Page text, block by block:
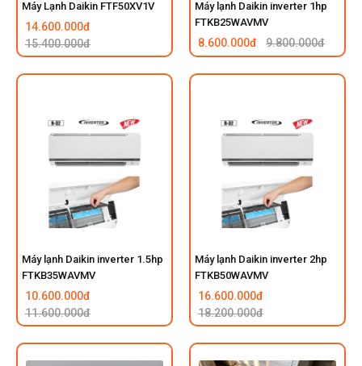
Máy Lạnh Daikin FTF50XV1V
14.600.000đ
15.400.000đ
Máy lạnh Daikin inverter 1hp
FTKB25WAVMV
8.600.000đ 9.800.000đ
Máy lạnh Daikin inverter 1.5hp
FTKB35WAVMV
10.600.000đ
11.600.000đ
Máy lạnh Daikin inverter 2hp
FTKB50WAVMV
16.600.000đ
18.200.000đ